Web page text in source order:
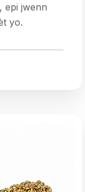
epi jwenn
yo.